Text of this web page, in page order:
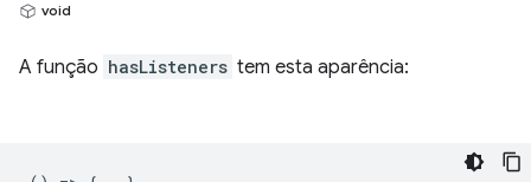
void
A função hasListeners tem esta aparência: